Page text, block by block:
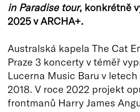
in Paradise tour, konkrétně
2025 v ARCHA+.
Australská kapela The Cat
Praze 3 koncerty v téměř
Lucerna Music Baru v letech
2018. V roce 2022 projekt
frontmanů Harry James